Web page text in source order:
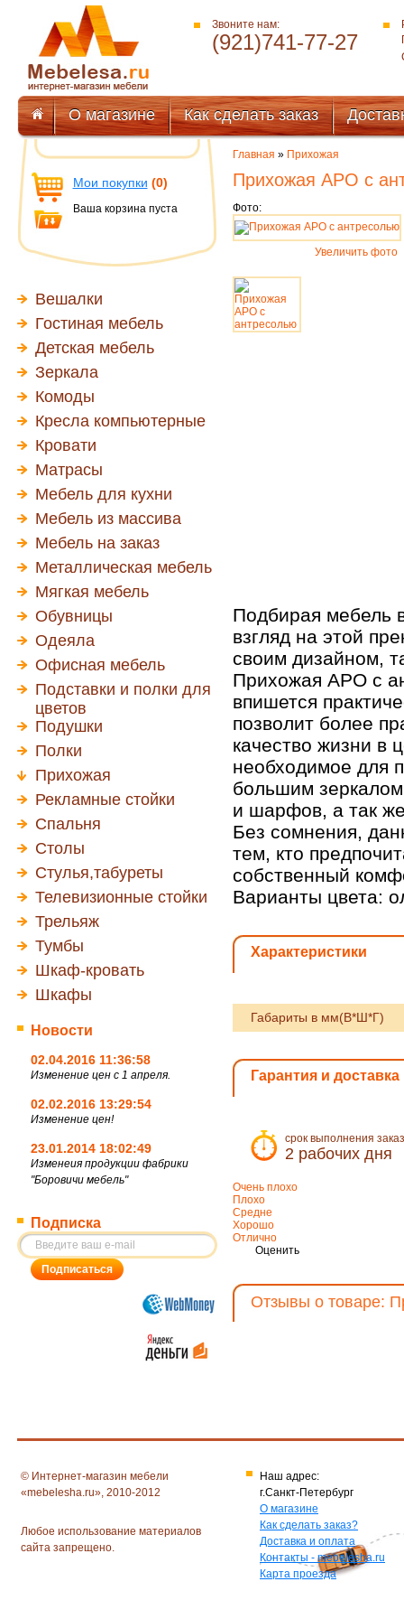
Звоните нам:
(921)741-77-27
О магазине Как сделать заказ
Мои покупки (0)
Ваша корзина пуста
Вешалки
Гостиная мебель
Детская мебель
Зеркала
Комоды
Кресла компьютерные
Кровати
Матрасы
Мебель для кухни
Мебель из массива
Мебель на заказ
Металлическая мебель
Мягкая мебель
Обувницы
Одеяла
Офисная мебель
Подставки и полки для
цветов
Подушки
Полки
Прихожая
Рекламные стойки
Спальня
Столы
Стулья,табуреты
Телевизионные стойки
Трельяж
Тумбы
Шкаф-кровать
Шкафы
Новости
02.04.2016 11:36:58
Изменение цен с 1 апреля.
02.02.2016 13:29:54
Изменение цен!
23.01.2014 18:02:49
Изменеия продукции фабрики
"Боровичи мебель"
Подписка
Главная » Прихожая
Прихожая АРО с
Фото:
Увеличить фото
Подбирая мебель
взгляд на этой
своим дизайном,
Прихожая АРО с
впишется
позволит более
качество жизни в
необходимое для
большим
и шарфов, а так
Без сомнения,
тем, кто
собственный
Варианты цвета:
Характеристики
Габариты в мм(В*Ш*Г)
Гарантия и доставка
срок выполнения
2 рабочих дня
Очень плохо
Плохо
Средне
Хорошо
Отлично
Оценить
Отзывы о товаре:
© Интернет-магазин мебели
«mebelesha.ru», 2010-2012
Любое использование материалов
сайта запрещено.
Наш адрес:
г.Санкт-Петербург
О магазине
Как сделать заказ?
Доставка и оплата
Контакты - mebelesha.ru
Карта проезда